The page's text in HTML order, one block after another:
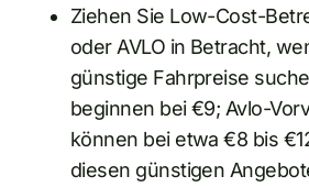
Ziehen Sie Low-Cost-
oder AVLO in Betracht,
günstige Fahrpreise
beginnen bei €9; Avlo-
können bei etwa €8 bis
diesen günstigen